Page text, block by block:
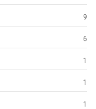
9
6
1
1
1